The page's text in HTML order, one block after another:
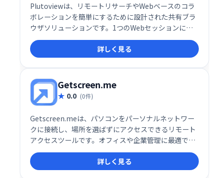
Plutoviewは、リモートリサーチやWebベースのコラ
ボレーションを簡単にするために設計された共有ブラ
ウザソリューションです。1つのWebセッションに最
大100人のユーザーを追加し、グループメンバーと同
じ数のWebセッションを開いてください。
詳しく見る
Getscreen.me
0.0 (0件)
Getscreen.meは、パソコンをパーソナルネットワー
クに接続し、場所を選ばずにアクセスできるリモート
アクセスツールです。オフィスや企業管理に最適で、
安全にデータやアプリケーションにアクセスできま
す。複雑な設定不要で、スムーズなリモートワークを
実現します。
詳しく見る